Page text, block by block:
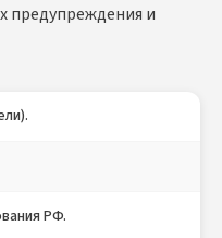
предупреждения и
РФ.